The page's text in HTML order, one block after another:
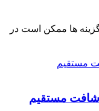
ها ممکن است در
شافت مستقیم